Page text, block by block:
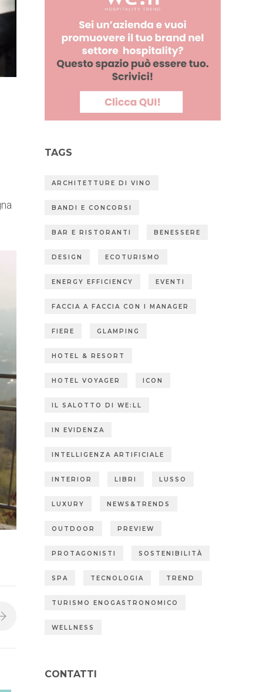
TAGS
ARCHITETTURE DI VINO
BANDI E CONCORSI
BAR E RISTORANTI BENESSERE
DESIGN ECOTURISMO
ENERGY EFFICIENCY EVENTI
FACCIA A FACCIA CON I MANAGER
FIERE GLAMPING
HOTEL & RESORT
HOTEL VOYAGER ICON
IL SALOTTO DI WE:LL
IN EVIDENZA
INTELLIGENZA ARTIFICIALE
INTERIOR LIBRI LUSSO
LUXURY NEWS&TRENDS
OUTDOOR PREVIEW
PROTAGONISTI SOSTENIBILITÀ
SPA TECNOLOGIA TREND
TURISMO ENOGASTRONOMICO
WELLNESS
CONTATTI